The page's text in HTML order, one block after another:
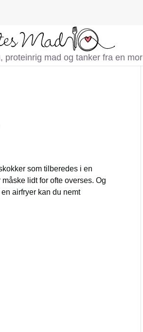
proteinrig mad og tanker fra en mor
som tilberedes i en
lidt for ofte overses. Og
airfryer kan du nemt